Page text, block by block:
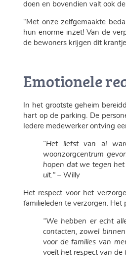
doen en bovendien valt ook de
“Met onze zelfgemaakte
hun enorme inzet! Van de
de bewoners krijgen dit
Emotionele
In het grootste geheim
hart op de parking. De
Iedere medewerker ontving
“Het liefst van al
woonzorgcentrum
hopen dat we tegen
uit." – Willy
Het respect voor het
familieleden te verzorgen. Het
“We hebben er echt
contacten, zowel
voor de families van
voelt het respect van de